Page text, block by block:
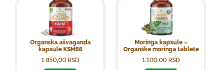
Organska ašvaganda
kapsule KSM66
1.850,00 RSD
Moringa kapsule –
Organske moringa tablete
1.100,00 RSD